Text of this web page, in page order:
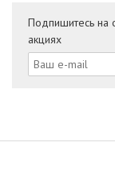
Подпишитесь на
акциях